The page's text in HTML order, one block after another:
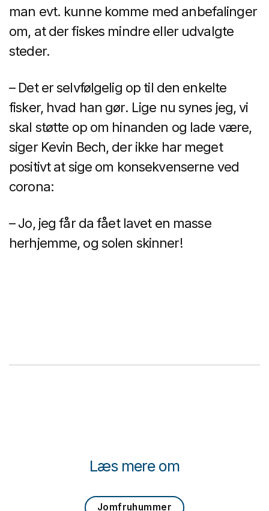
man evt. kunne komme med anbefalinger
om, at der fiskes mindre eller udvalgte
steder.
– Det er selvfølgelig op til den enkelte
fisker, hvad han gør. Lige nu synes jeg, vi
skal støtte op om hinanden og lade være,
siger Kevin Bech, der ikke har meget
positivt at sige om konsekvenserne ved
corona:
– Jo, jeg får da fået lavet en masse
herhjemme, og solen skinner!
Læs mere om
Jomfruhummer